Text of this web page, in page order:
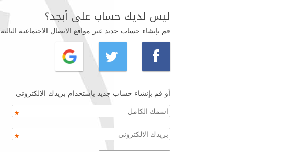
ليس لديك حساب على أبجد؟
قم بإنشاء حساب جديد عبر مواقع الاتصال الاجتماعية التالية
أو قم بإنشاء حساب جديد باستخدام بريدك الالكتروني